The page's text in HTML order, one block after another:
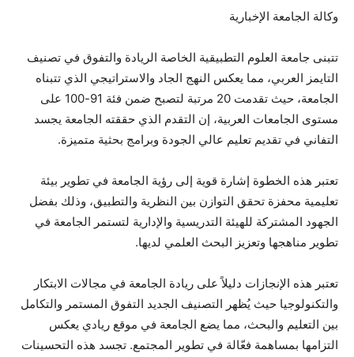
وكالة الجامعة الإخبارية
تتبنى جامعة العلوم التطبيقية الخاصة الريادة والتفوق في تصنيف
التايمز العربي، مما يعكس النهج الجاد والاستراتيجي الذي تتبناه
الجامعة، حيث تقدمت 20 مرتبة لتصبح ضمن فئة 91-100 على
مستوى الجامعات العربية، إن التقدم الذي حققته الجامعة يجسد
التفاني في تقديم تعليم عالي الجودة وبرامج بحثية متميزة.
تعتبر هذه الخطوة إشارة قوية إلى رؤية الجامعة في تطوير بيئة
تعليمية محفزة تحقق التوازن بين النظرية والتطبيق، وذلك بفضل
الجهود المشتركة للهيئة التدريسية والإدارية لتستمر الجامعة في
تطوير مناهجها وتعزيز البحث العلمي لديها.
تعتبر هذه الإنجازات دليلاً على ريادة الجامعة في مجالات الابتكار
والتكنولوجيا حيث يُظهر التصنيف الجديد التفوق المستمر والتكامل
بين التعليم والبحث، مما يضع الجامعة في موقع ريادي يعكس
التزامها بمساهمة فعّالة في تطوير المجتمع. تجسد هذه التحسينات